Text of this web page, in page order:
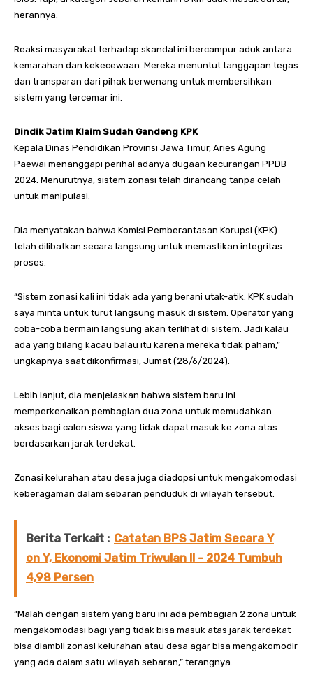
herannya.
Reaksi masyarakat terhadap skandal ini bercampur aduk antara
kemarahan dan kekecewaan. Mereka menuntut tanggapan tegas
dan transparan dari pihak berwenang untuk membersihkan
sistem yang tercemar ini.
Dindik Jatim Klaim Sudah Gandeng KPK
Kepala Dinas Pendidikan Provinsi Jawa Timur, Aries Agung
Paewai menanggapi perihal adanya dugaan kecurangan PPDB
2024. Menurutnya, sistem zonasi telah dirancang tanpa celah
untuk manipulasi.
Dia menyatakan bahwa Komisi Pemberantasan Korupsi (KPK)
telah dilibatkan secara langsung untuk memastikan integritas
proses.
“Sistem zonasi kali ini tidak ada yang berani utak-atik. KPK sudah
saya minta untuk turut langsung masuk di sistem. Operator yang
coba-coba bermain langsung akan terlihat di sistem. Jadi kalau
ada yang bilang kacau balau itu karena mereka tidak paham,”
ungkapnya saat dikonfirmasi, Jumat (28/6/2024).
Lebih lanjut, dia menjelaskan bahwa sistem baru ini
memperkenalkan pembagian dua zona untuk memudahkan
akses bagi calon siswa yang tidak dapat masuk ke zona atas
berdasarkan jarak terdekat.
Zonasi kelurahan atau desa juga diadopsi untuk mengakomodasi
keberagaman dalam sebaran penduduk di wilayah tersebut.
Berita Terkait : Catatan BPS Jatim Secara Y
on Y, Ekonomi Jatim Triwulan II - 2024 Tumbuh
4,98 Persen
“Malah dengan sistem yang baru ini ada pembagian 2 zona untuk
mengakomodasi bagi yang tidak bisa masuk atas jarak terdekat
bisa diambil zonasi kelurahan atau desa agar bisa mengakomodir
yang ada dalam satu wilayah sebaran,” terangnya.